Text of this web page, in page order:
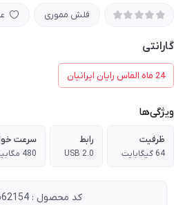
فلش مموری
گارانتی
24 ماه الماس رایان ایرانیان
ویژگی‌ها
ظرفیت
64 گیگابایت
رابط
USB 2.0
سرعت
480 مگابیت بر ثانیه
کد محصول : 173662154